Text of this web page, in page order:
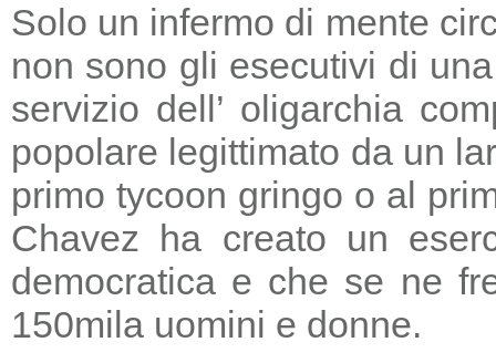
Solo un infermo di mente
non sono gli esecutivi di
servizio dell’ oligarchia
popolare legittimato da un
primo tycoon gringo o al
Chavez ha creato un
democratica e che se ne
150mila uomini e donne.